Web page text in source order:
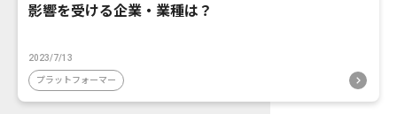
影響を受ける企業・業種は？
2023/7/13
プラットフォーマー